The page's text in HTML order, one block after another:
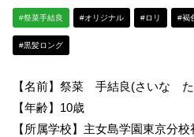
#祭菜手結良 #オリジナル #ロリ #褐
#黒髪ロング
【名前】祭菜 手結良(さいな
【年齢】10歳
【所属学校】主女島学園東京分